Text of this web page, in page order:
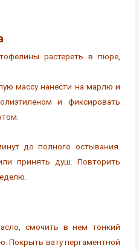
растереть в пюре,
массу нанести на марлю и
и фиксировать
до полного остывания.
принять душ. Повторить
смочить в нем тонкий
Покрыть вату пергаментной